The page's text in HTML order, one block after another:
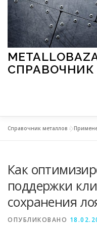
Перейти к содержимому
МЕТАЛЛЫ И
ПРИМЕНЕНИЕ
Справочник металлов »
Как
поддержки
сохранения
ОПУБЛИКОВАНО